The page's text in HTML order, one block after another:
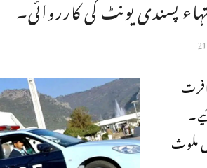
پسندی یونٹ کی کارروائی۔
ملوث